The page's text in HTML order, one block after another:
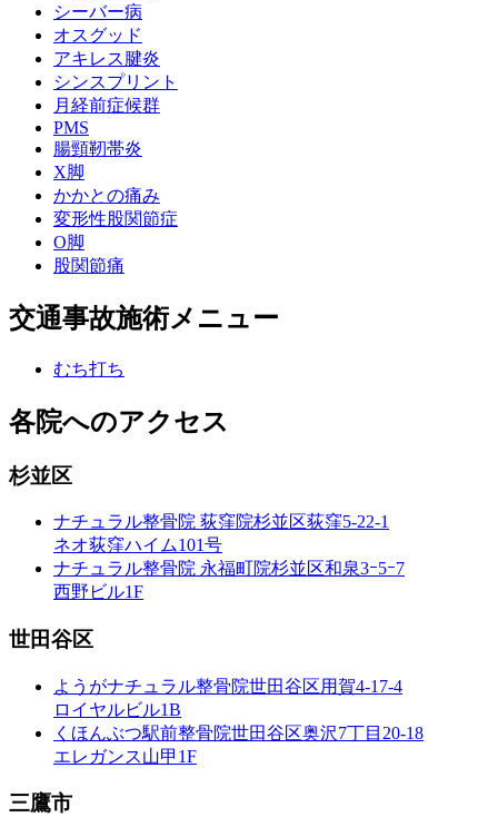
シーバー病
オスグッド
アキレス腱炎
シンスプリント
月経前症候群
PMS
腸頸靭帯炎
X脚
かかとの痛み
変形性股関節症
O脚
股関節痛
交通事故施術メニュー
むち打ち
各院へのアクセス
杉並区
ナチュラル整骨院 荻窪院杉並区荻窪5-22-1
ネオ荻窪ハイム101号
ナチュラル整骨院 永福町院杉並区和泉3ｰ5ｰ7
西野ビル1F
世田谷区
ようがナチュラル整骨院世田谷区用賀4-17-4
ロイヤルビル1B
くほんぶつ駅前整骨院世田谷区奥沢7丁目20-18
エレガンス山甲1F
三鷹市